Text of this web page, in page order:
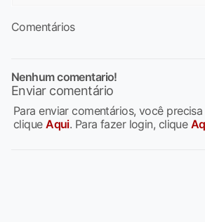
Comentários
Nenhum comentario!
Enviar comentário
Para enviar comentários, você
cliqueAqui. Para fazer login, clique